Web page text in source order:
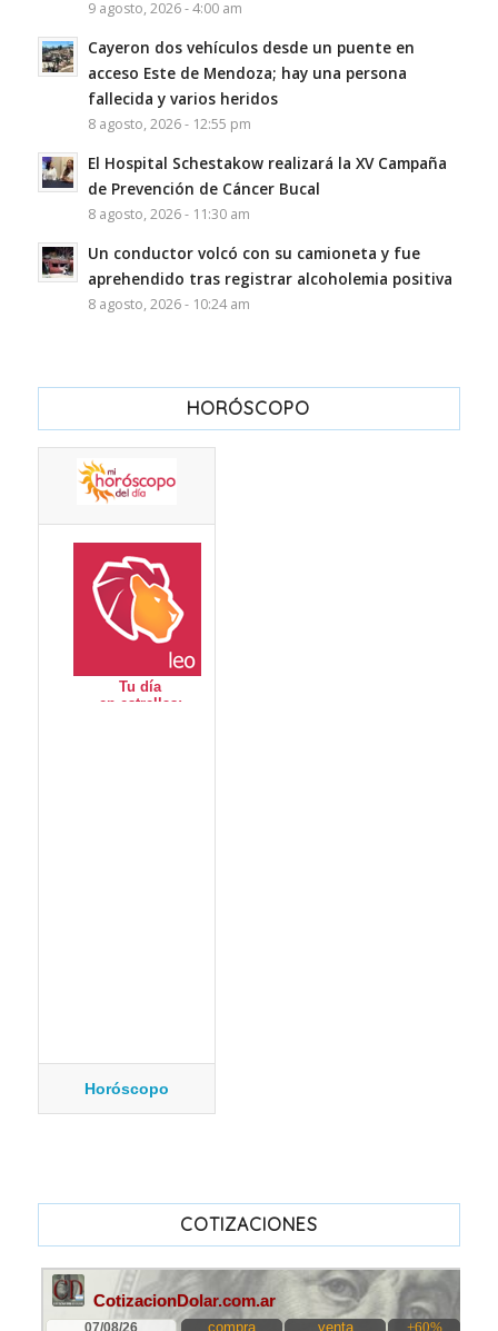
9 agosto, 2026 - 4:00 am
Cayeron dos vehículos desde un puente en
acceso Este de Mendoza; hay una persona
fallecida y varios heridos
8 agosto, 2026 - 12:55 pm
El Hospital Schestakow realizará la XV Campaña
de Prevención de Cáncer Bucal
8 agosto, 2026 - 11:30 am
Un conductor volcó con su camioneta y fue
aprehendido tras registrar alcoholemia positiva
8 agosto, 2026 - 10:24 am
HORÓSCOPO
Horóscopo
COTIZACIONES